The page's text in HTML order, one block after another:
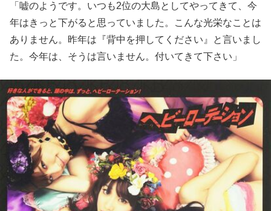
「嘘のようです。いつも2位の大島としてやってきて、今
年はきっと下がると思っていました。こんな光栄なことは
ありません。昨年は『背中を押してください』と言いまし
た。今年は、そうは言いません。付いてきて下さい」